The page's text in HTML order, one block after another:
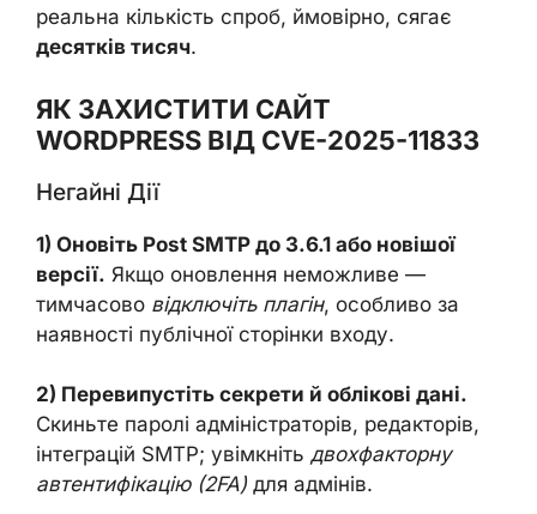
реальна кількість спроб, ймовірно, сягає
десятків тисяч.
ЯК ЗАХИСТИТИ САЙТ
WORDPRESS ВІД CVE-2025-11833
Негайні Дії
1) Оновіть Post SMTP до 3.6.1 або новішої
версії. Якщо оновлення неможливе —
тимчасово відключіть плагін, особливо за
наявності публічної сторінки входу.
2) Перевипустіть секрети й облікові дані.
Скиньте паролі адміністраторів, редакторів,
інтеграцій SMTP; увімкніть двохфакторну
автентифікацію (2FA) для адмінів.